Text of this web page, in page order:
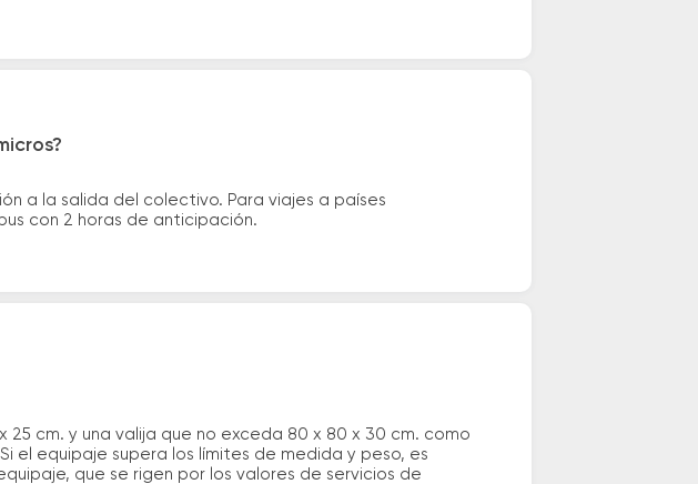
a la salida del colectivo. Para viajes a países
con 2 horas de anticipación.
cm. y una valija que no exceda 80 x 80 x 30 cm. como
el equipaje supera los límites de medida y peso, es
que se rigen por los valores de servicios de